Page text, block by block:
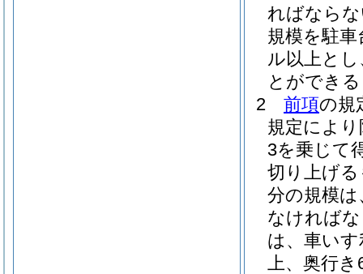
ればなら
規模を駐
ル以上と
とができ
2
前項の規
規定によ
3を乗じて
切り上げ
分の規模
なければ
は、車い
上、奥行